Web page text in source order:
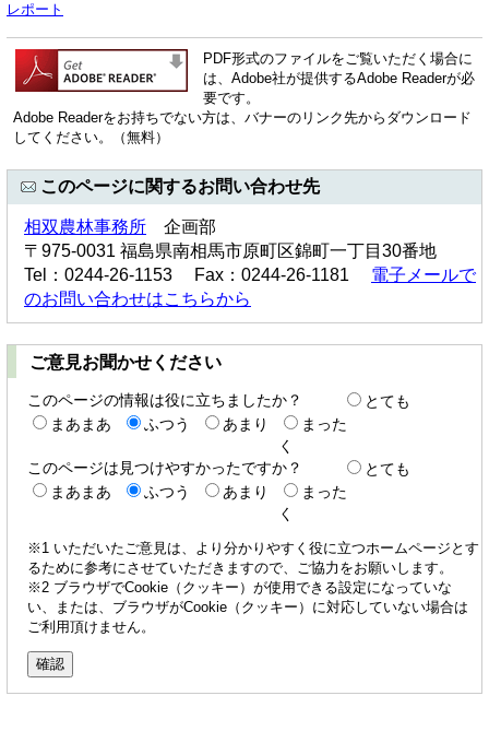
レポート
PDF形式のファイルをご覧いただく場合に
は、Adobe社が提供するAdobe Readerが必
要です。
Adobe Readerをお持ちでない方は、バナーのリンク先からダウンロード
してください。（無料）
このページに関するお問い合わせ先
相双農林事務所 企画部
〒975-0031 福島県南相馬市原町区錦町一丁目30番地
Tel：0244-26-1153 Fax：0244-26-1181 電子メールで
のお問い合わせはこちらから
ご意見お聞かせください
このページの情報は役に立ちましたか？
とても
まあまあ
ふつう あまり
まった
く
このページは見つけやすかったですか？
とても
まあまあ
ふつう あまり
まった
く
※1 いただいたご意見は、より分かりやすく役に立つホームページとす
るために参考にさせていただきますので、ご協力をお願いします。
※2 ブラウザでCookie（クッキー）が使用できる設定になっていな
い、または、ブラウザがCookie（クッキー）に対応していない場合は
ご利用頂けません。